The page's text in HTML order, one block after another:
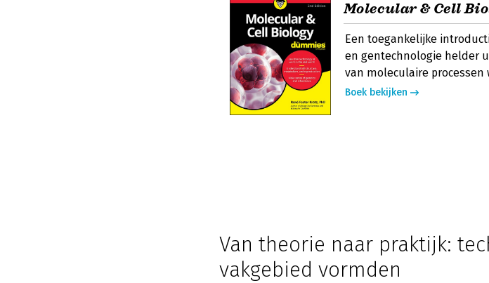
Molecular & Cell
Een toegankelijke
en gentechnologie helder
van moleculaire
Boek bekijken
Van theorie naar praktijk:
vakgebied vormden